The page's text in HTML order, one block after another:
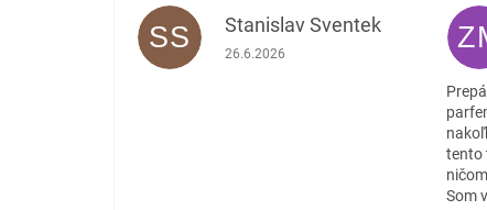
SS Stanislav Sventek
Hodnotenie obchodu je 5 z 5
26.6.2026
tento
Som